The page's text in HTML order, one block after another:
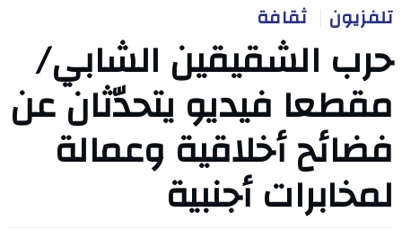
تلفزيون ثقافة
حرب الشقيقين الشابي/
مقطعا فيديو يتحدّثان عن
فضائح أخلاقية وعمالة
لمخابرات أجنبية